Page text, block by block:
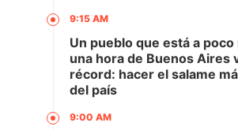
9:15 AM
Un pueblo que está a poco
una hora de Buenos Aires
récord: hacer el salame
del país
9:00 AM